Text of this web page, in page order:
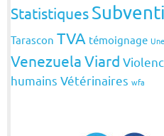
Statistiques
Tarascon TVA témoignage
VenezuelaViard
humains Vétérinaires wfa